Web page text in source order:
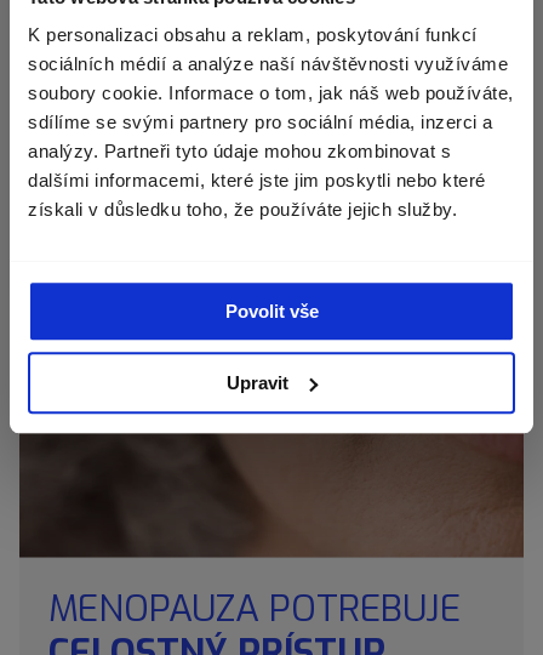
K personalizaci obsahu a reklam, poskytování funkcí
sociálních médií a analýze naší návštěvnosti využíváme
soubory cookie. Informace o tom, jak náš web používáte,
sdílíme se svými partnery pro sociální média, inzerci a
analýzy. Partneři tyto údaje mohou zkombinovat s
dalšími informacemi, které jste jim poskytli nebo které
získali v důsledku toho, že používáte jejich služby.
Povolit vše
Upravit
Zobrazíme vám správné ceny, dostupnost a
Mena Slovensko (€)
receptorov.
TVÁR
hutnosti kože.
MENOPAUZA POTREBUJE